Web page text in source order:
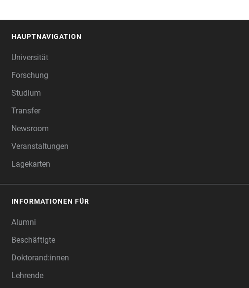
HAUPTNAVIGATION
Universität
Forschung
Studium
Transfer
Newsroom
Veranstaltungen
Lagekarten
INFORMATIONEN FÜR
Alumni
Beschäftigte
Doktorand:innen
Lehrende